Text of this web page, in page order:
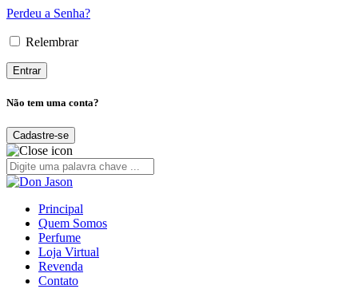
Perdeu a Senha?
Relembrar
Não tem uma conta?
Cadastre-se
Principal
Quem Somos
Perfume
Loja Virtual
Revenda
Contato